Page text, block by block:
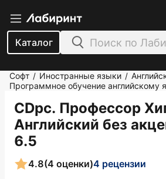
Каталог
Софт / Иностранные языки /
Программное обучение английскому
CDpc. Профессор
Английский без
6.5
4.8(4 оценки)4 рецензии